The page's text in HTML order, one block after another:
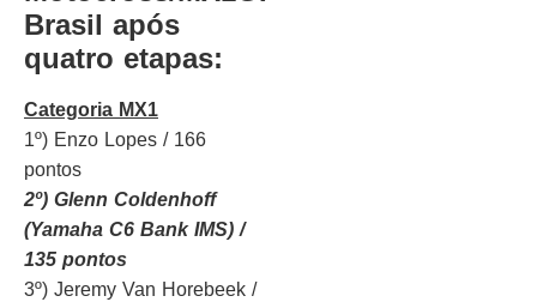
Brasil após
quatro etapas:
Categoria MX1
1º) Enzo Lopes / 166
pontos
2º) Glenn Coldenhoff
(Yamaha C6 Bank IMS) /
135 pontos
3º) Jeremy Van Horebeek /